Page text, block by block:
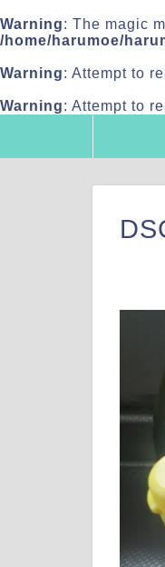
Warning: The magic
/home/harumoe/
Warning: Attempt to
Warning: Attempt to